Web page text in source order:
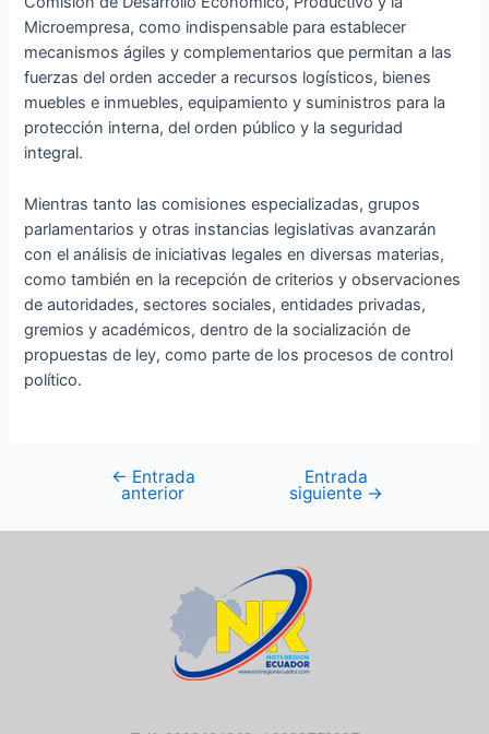
Microempresa, como indispensable para establecer
mecanismos ágiles y complementarios que permitan a las
fuerzas del orden acceder a recursos logísticos, bienes
muebles e inmuebles, equipamiento y suministros para la
protección interna, del orden público y la seguridad
integral.
Mientras tanto las comisiones especializadas, grupos
parlamentarios y otras instancias legislativas avanzarán
con el análisis de iniciativas legales en diversas materias,
como también en la recepción de criterios y observaciones
de autoridades, sectores sociales, entidades privadas,
gremios y académicos, dentro de la socialización de
propuestas de ley, como parte de los procesos de control
político.
← Entrada
anterior
Entrada
siguiente →